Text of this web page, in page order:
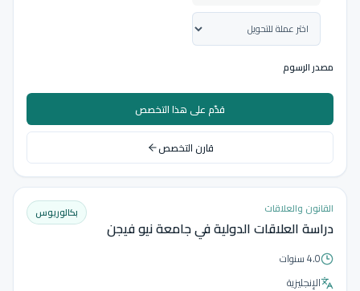
مصدر الرسوم
قدّم على هذا التخصص
قارن التخصص
القانون والعلاقات
دراسة العلاقات الدولية في جامعة نيو فيجن
بكالوريوس
4.0 سنوات
الإنجليزية